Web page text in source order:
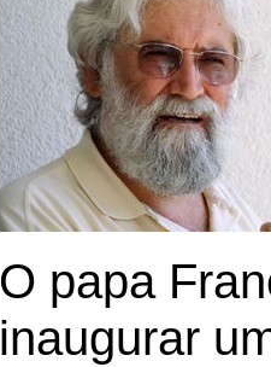
O papa
inaugurar